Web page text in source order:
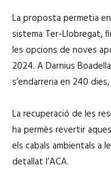
La proposta permetia
sistema Ter-Llobregat,
les opcions de noves
2024. A Darnius
s’endarreria en 240
La recuperació de les
ha permès revertir
els cabals ambientals a
detallat l’ACA.